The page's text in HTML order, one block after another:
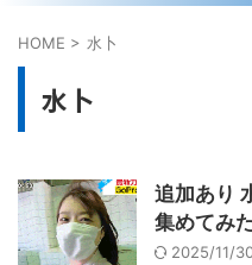
HOME > 水卜
水卜
追加あり
集めてみ
2025/11/